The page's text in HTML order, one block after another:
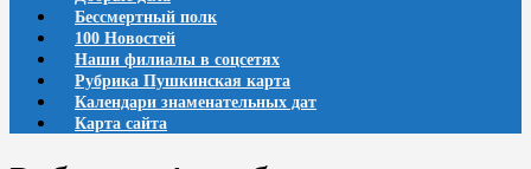
Бессмертный полк
100 Новостей
Наши филиалы в соцсетях
Рубрика Пушкинская карта
Календари знаменательных дат
Карта сайта